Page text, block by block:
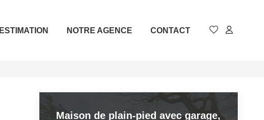
ESTIMATION NOTRE AGENCE CONTACT
Maison de plain-pied avec garage,